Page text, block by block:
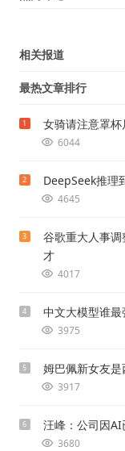
相关报道
最热文章排行
1 女骑请注意罩杯
6044
2 DeepSeek推理
4645
3
谷歌重大人事
才
4017
4 中文大模型谁
3975
5 姆巴佩新女友
3917
6 汪峰：公司因
3680